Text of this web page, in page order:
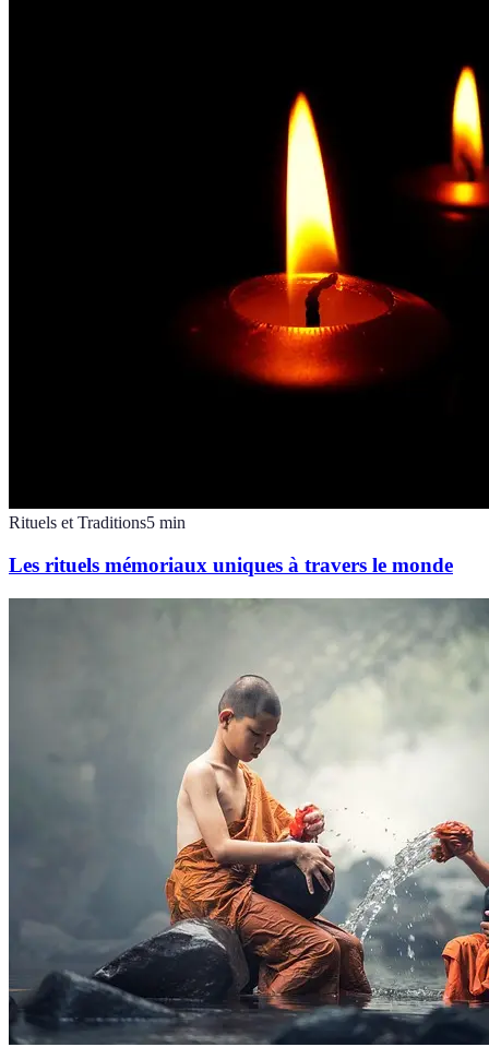
Rituels et Traditions5 min
Les rituels mémoriaux uniques à travers le monde